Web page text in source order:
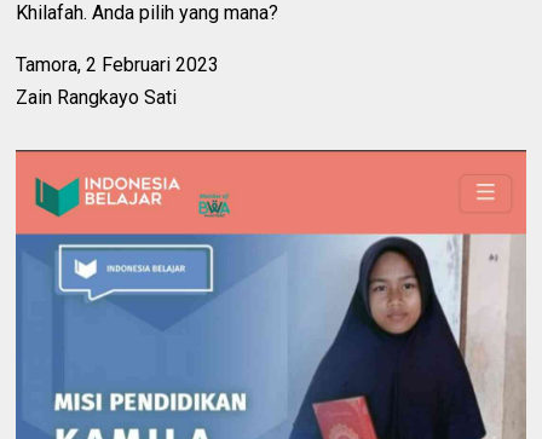
Khilafah. Anda pilih yang mana?
Tamora, 2 Februari 2023
Zain Rangkayo Sati